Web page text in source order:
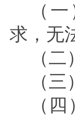
（
求，无
（
（
（